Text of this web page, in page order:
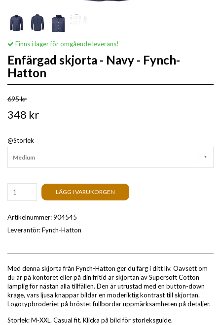
Finns i lager för omgående leverans!
Enfärgad skjorta - Navy - Fynch-
Hatton
695 kr
348 kr
@Storlek
Medium
LÄGG I VARUKORGEN
Artikelnummer:904545
Leverantör:Fynch-Hatton
Med denna skjorta från Fynch-Hatton ger du färg i ditt liv. Oavsett om
du är på kontoret eller på din fritid är skjortan av Supersoft Cotton
lämplig för nästan alla tillfällen. Den är utrustad med en button-down
krage, vars ljusa knappar bildar en moderiktig kontrast till skjortan.
Logotypbroderiet på bröstet fullbordar uppmärksamheten på detaljer.
Storlek: M-XXL. Casual fit. Klicka på bild för storleksguide.